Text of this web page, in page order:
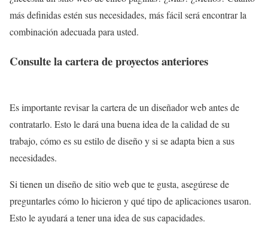
más definidas estén sus necesidades, más fácil será encontrar la
combinación adecuada para usted.
Consulte la cartera de proyectos anteriores
Es importante revisar la cartera de un diseñador web antes de
contratarlo. Esto le dará una buena idea de la calidad de su
trabajo, cómo es su estilo de diseño y si se adapta bien a sus
necesidades.
Si tienen un diseño de sitio web que te gusta, asegúrese de
preguntarles cómo lo hicieron y qué tipo de aplicaciones usaron.
Esto le ayudará a tener una idea de sus capacidades.